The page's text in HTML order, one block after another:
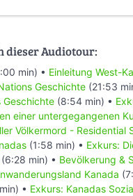
dieser Audiotour:
min) • Einleitung West-
Geschichte (21:53
Geschichte (8:54 min) •
einer untergegangenen
Völkermord - Residential
(1:58 min) • Exkurs:
(6:28 min) • Bevölkerung &
Kanada
• Exkurs: Kanadas